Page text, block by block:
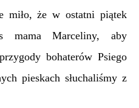
że w ostatni piątek
mama Marceliny, aby
bohaterów Psiego
pieskach słuchaliśmy z